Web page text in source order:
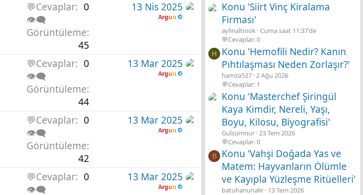
💬Cevaplar
0
👁️‍🗨️
Görüntüleme
45
13 Nis 2025
Argun
💬Cevaplar
0
👁️‍🗨️
Görüntüleme
44
13 Mar 2025
Argun
💬Cevaplar
0
👁️‍🗨️
Görüntüleme
42
13 Mar 2025
Argun
💬Cevaplar
0
👁️‍🗨️
13 Mar 2025
Argun
Konu 'Siirt Vinç Kiralama
Firması'
aylinaltinok Cuma saat 11:37'de
💬Cevaplar: 0
H
Konu 'Hemofili Nedir? Kanın
Pıhtılaşması Neden Zorlaşır?'
hamza527 2 Ağu 2026
💬Cevaplar: 1
Konu 'Masterchef Şiringül
Kaya Kimdir, Nereli, Yaşı,
Boyu, Kilosu, Biyografisi'
Gulsumnur 23 Tem 2026
💬Cevaplar: 0
B
Konu 'Vahşi Doğada Yas ve
Matem: Hayvanların Ölümle
ve Kayıpla Yüzleşme Ritüelleri'
batuhanunalir 13 Tem 2026